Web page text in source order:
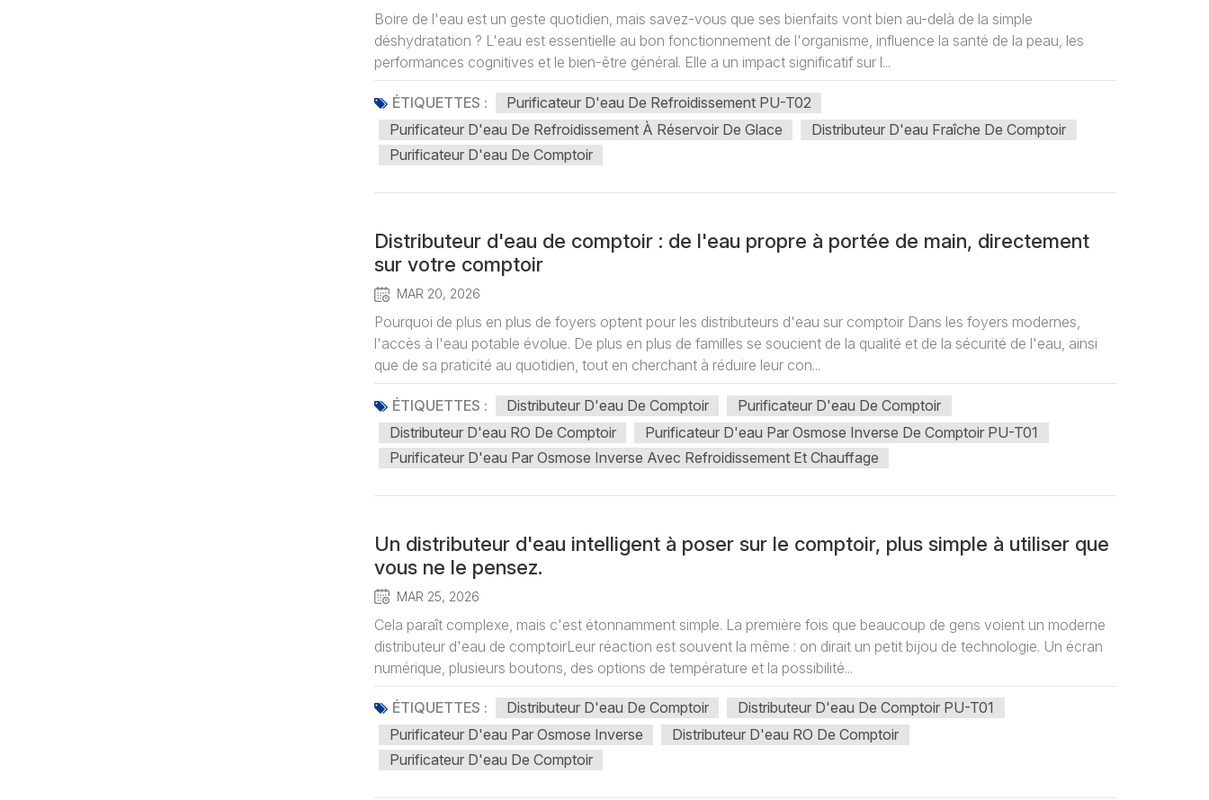
Boire de l'eau est un geste quotidien, mais savez-vous que ses bienfaits vont bien au-delà de la simple
déshydratation ? L'eau est essentielle au bon fonctionnement de l'organisme, influence la santé de la peau, les
performances cognitives et le bien-être général. Elle a un impact significatif sur l...
ÉTIQUETTES :
Purificateur D'eau De Refroidissement PU-T02
Purificateur D'eau De Refroidissement À Réservoir De Glace
Distributeur D'eau Fraîche De Comptoir
Purificateur D'eau De Comptoir
Distributeur d'eau de comptoir : de l'eau propre à portée de main, directement
sur votre comptoir
MAR 20, 2026
Pourquoi de plus en plus de foyers optent pour les distributeurs d'eau sur comptoir Dans les foyers modernes,
l'accès à l'eau potable évolue. De plus en plus de familles se soucient de la qualité et de la sécurité de l'eau, ainsi
que de sa praticité au quotidien, tout en cherchant à réduire leur con...
ÉTIQUETTES : Distributeur D'eau De Comptoir
Purificateur D'eau De Comptoir
Distributeur D'eau RO De Comptoir
Purificateur D'eau Par Osmose Inverse De Comptoir PU-T01
Purificateur D'eau Par Osmose Inverse Avec Refroidissement Et Chauffage
Un distributeur d'eau intelligent à poser sur le comptoir, plus simple à utiliser que
vous ne le pensez.
MAR 25, 2026
Cela paraît complexe, mais c'est étonnamment simple. La première fois que beaucoup de gens voient un moderne
distributeur d'eau de comptoirLeur réaction est souvent la même : on dirait un petit bijou de technologie. Un écran
numérique, plusieurs boutons, des options de température et la possibilité...
ÉTIQUETTES : Distributeur D'eau De Comptoir
Distributeur D'eau De Comptoir PU-T01
Purificateur D'eau Par Osmose Inverse
Distributeur D'eau RO De Comptoir
Purificateur D'eau De Comptoir